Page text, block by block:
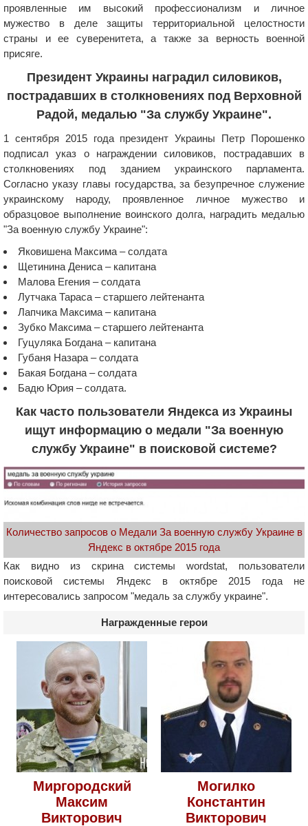
проявленные им высокий профессионализм и личное
мужество в деле защиты территориальной целостности
страны и ее суверенитета, а также за верность военной
присяге.
Президент Украины наградил силовиков,
пострадавших в столкновениях под Верховной
Радой, медалью "За службу Украине".
1 сентября 2015 года президент Украины Петр Порошенко
подписал указ о награждении силовиков, пострадавших в
столкновениях под зданием украинского парламента.
Согласно указу главы государства, за безупречное служение
украинскому народу, проявленное личное мужество и
образцовое выполнение воинского долга, наградить медалью
"За военную службу Украине":
Яковишена Максима – солдата
Щетинина Дениса – капитана
Малова Егения – солдата
Лутчака Тараса – старшего лейтенанта
Лапчика Максима – капитана
Зубко Максима – старшего лейтенанта
Гуцуляка Богдана – капитана
Губаня Назара – солдата
Бакая Богдана – солдата
Бадю Юрия – солдата.
Как часто пользователи Яндекса из Украины
ищут информацию о медали "За военную
службу Украине" в поисковой системе?
Количество запросов о Медали За военную службу Украине в
Яндекс в октябре 2015 года
Как видно из скрина системы wordstat, пользователи
поисковой системы Яндекс в октябре 2015 года не
интересовались запросом "медаль за службу украине".
Награжденные герои
Миргородский
Максим
Викторович
Могилко
Константин
Викторович